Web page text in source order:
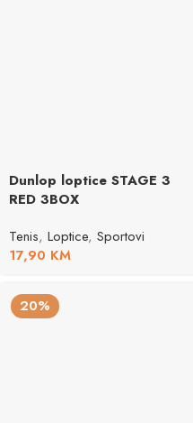
Dunlop loptice STAGE 3
RED 3BOX
Tenis, Loptice, Sportovi
17,90 KM
20%